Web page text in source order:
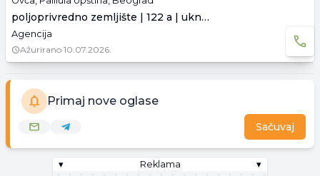
poljoprivredno zemljište | 122 a | uknjiženo
Agencija
Ažurirano 10.07.2026.
Primaj nove oglase
Sačuvaj
▾ Reklama ▾